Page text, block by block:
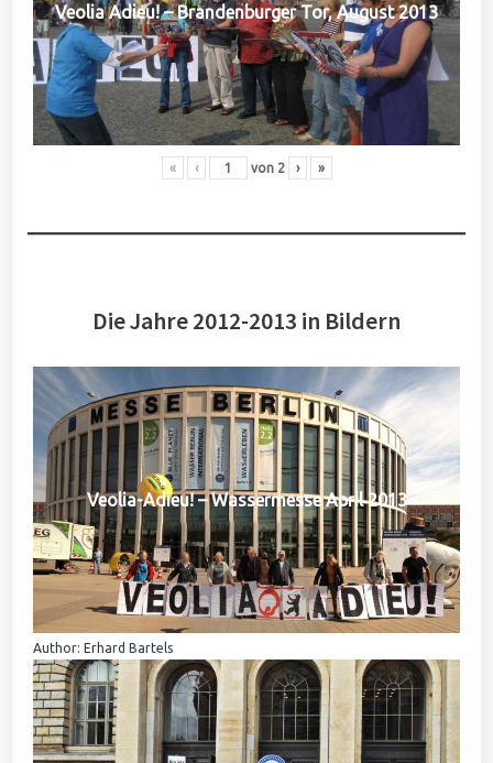
Veolia Adieu! – Brandenburger Tor, August 2013
« ‹ von 2 › »
Die Jahre 2012-2013 in Bildern
Veolia-Adieu! – Wassermesse April 2013
Author: Erhard Bartels